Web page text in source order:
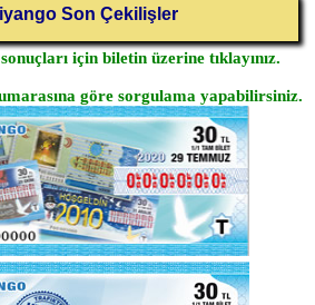
Son Çekilişler
için biletin üzerine tıklayınız.
göre sorgulama yapabilirsiniz.